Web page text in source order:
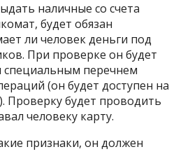
наличные со счета
будет обязан
ли человек деньги под
При проверке он будет
специальным перечнем
(он будет доступен на
Проверку будет проводить
человеку карту.
признаки, он должен